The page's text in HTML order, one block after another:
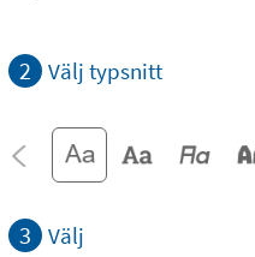
2 Välj typsnitt
3 Välj